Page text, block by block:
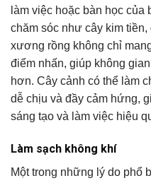
làm việc hoặc bàn học
chăm sóc như cây kim
xương rồng không chỉ
điểm nhấn, giúp không
hơn. Cây cảnh có thể làm
dễ chịu và đầy cảm hứng,
sáng tạo và làm việc hiệu
Làm sạch không khí
Một trong những lý do phổ